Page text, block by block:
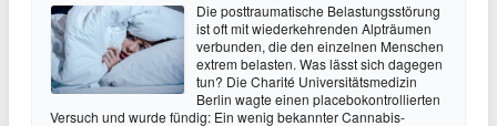
Die posttraumatische Belastungsstörung
ist oft mit wiederkehrenden Alpträumen
verbunden, die den einzelnen Menschen
extrem belasten. Was lässt sich dagegen
tun? Die Charité Universitätsmedizin
Berlin wagte einen placebokontrollierten
Versuch und wurde fündig: Ein wenig bekannter Cannabis-